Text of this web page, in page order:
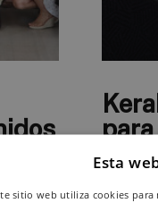
de
Esta
sitio web utiliza cookies